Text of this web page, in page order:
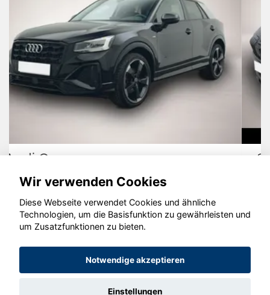
Skoda Karoq
© konjunkturmotor.de GmbH 2020 - 2026
Wir verwenden Cookies
Diese Webseite verwendet Cookies und ähnliche
Technologien, um die Basisfunktion zu gewährleisten und
um Zusatzfunktionen zu bieten.
Notwendige akzeptieren
Einstellungen